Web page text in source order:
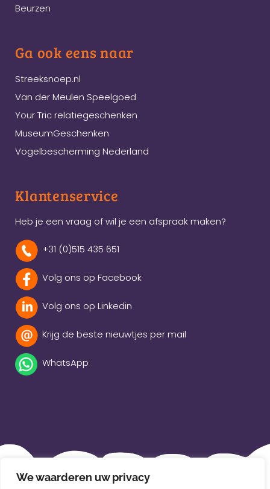
We waarderen uw privacy
Beurzen
Ga ook eens naar
Streeksnoep.nl
Van der Meulen Speelgoed
Your Tric relatiegeschenken
MuseumGeschenken
Vogelbescherming Nederland
Klantenservice
Heb je een vraag of wil je een afspraak maken?
+31 (0)515 435 651
Volg ons op Facebook
Volg ons op Linkedin
Krijg de beste nieuwtjes per mail
WhatsApp
Beleidsverklaring